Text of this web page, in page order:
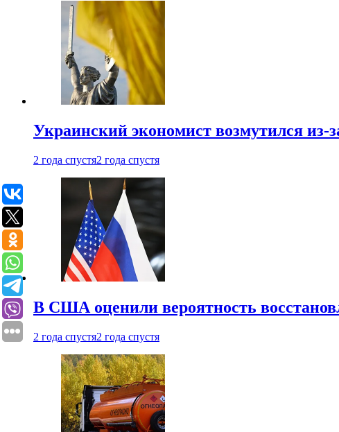
Украинский экономист возмутился
2 года спустя2 года спустя
В США оценили вероятность
2 года спустя2 года спустя